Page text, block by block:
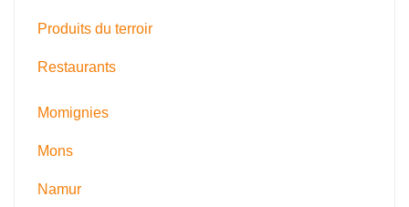
Produits du terroir
Restaurants
Momignies
Mons
Namur